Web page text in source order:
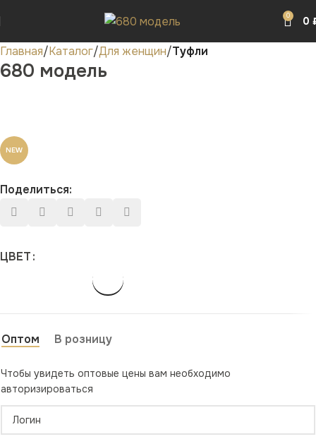
0 0
Главная Каталог Для женщин Туфли
680 модель
NEW
Поделиться:
ЦВЕТ
Оптом В розницу
Чтобы увидеть оптовые цены вам необходимо
авторизироваться